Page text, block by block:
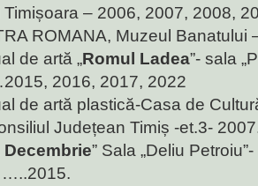
Timișoara – 2006, 2007,
ROMANA, Muzeul Banatului
de artă „Romul Ladea”- sala
2016, 2017, 2022
de artă plastică-Casa de
Județean Timiș -et.3-
Decembrie” Sala „Deliu